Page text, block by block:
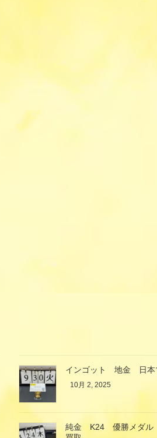
インゴット 地金 日
10月 2, 2025
純金 K24 優勝メダル